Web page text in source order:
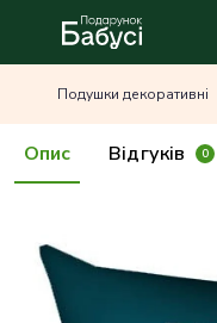
Подушки декоративні
Опис Відгуків 0